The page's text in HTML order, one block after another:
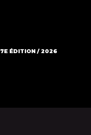
7E ÉDITION / 2026